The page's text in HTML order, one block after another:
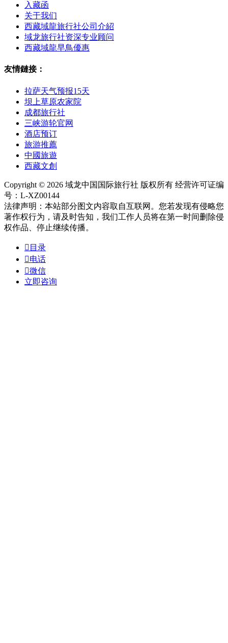
入藏函
关于我们
西藏域龍旅行社公司介紹
域龙旅行社资深专业顾问
西藏域龍早鳥優惠
友情鏈接：
拉萨天气预报15天
坝上草原农家院
成都旅行社
三峡游轮官网
酒店预订
旅游推薦
中國旅遊
西藏文創
Copyright © 2026 域龙中国国际旅行社 版权所有 经营许可证编
号：L-XZ00144
法律声明：本站部分图文内容取自互联网。您若发现有侵略您
著作权行为，请及时告知，我们工作人员将在第一时间删除侵
权作品、停止继续传播。
 目录
电话
微信
立即咨询